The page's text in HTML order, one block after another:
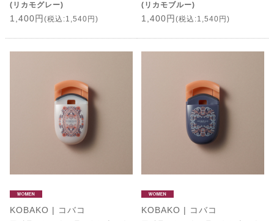
(リカモグレー)
1,400円 (税込:1,540円)
(リカモブルー)
1,400円 (税込:1,540円)
KOBAKO | コバコ KOBAKO | コバコ